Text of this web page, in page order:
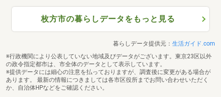
枚方市の暮らしデータをもっと見る
暮らしデータ提供元： 生活ガイド.com
※行政機関により公表していない地域及びデータがございます。東京23区以外
の政令指定都市は、市全体のデータとして表示しています。
※提供データには細心の注意を払っておりますが、調査後に変更がある場合が
あります。 最新の情報につきましては各市区役所までお問い合わせいただく
か、自治体HPなどをご確認ください。